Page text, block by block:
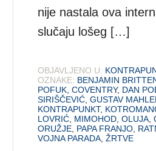
nije nastala ova
slučaju lošeg […]
OBJAVLJENO U:
OZNAKE: BENJAMIN
POFUK ,COVENTRY, DAN
SIRIŠČEVIĆ ,GUSTAV
KONTRAPUNKT,
LOVRIĆ MIMOHOD ,OLUJA ,
ORUŽJE PAPA FRANJO
VOJNA PARADA ,ŽRTVE